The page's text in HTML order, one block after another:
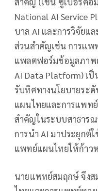
National AI Service
บาล AI และการวิจัยแ
ส่วนสำคัญเช่น การแ
แพลตฟอร์มข้อมูลภาพ
AI Data Platform) เ
รับทิศทางนโยบายระ
แผนไทยและการแพท
สำคัญในระบบสาธาร
การนำ AI มาประยุก
แพทย์แผนไทยให้ก้าว
นายแพทย์สมฤกษ์ จึง